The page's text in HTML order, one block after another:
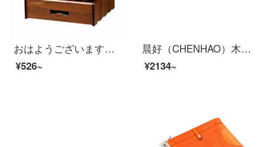
おはようございます。7106オフィス文書欄、木質ファイル棚、収納棚、資料棚の六段です。
¥526~
晨好（CHENHAO）木质杂志架 报刊架 宣传资料展示架 五层 CH-6505
¥2134~